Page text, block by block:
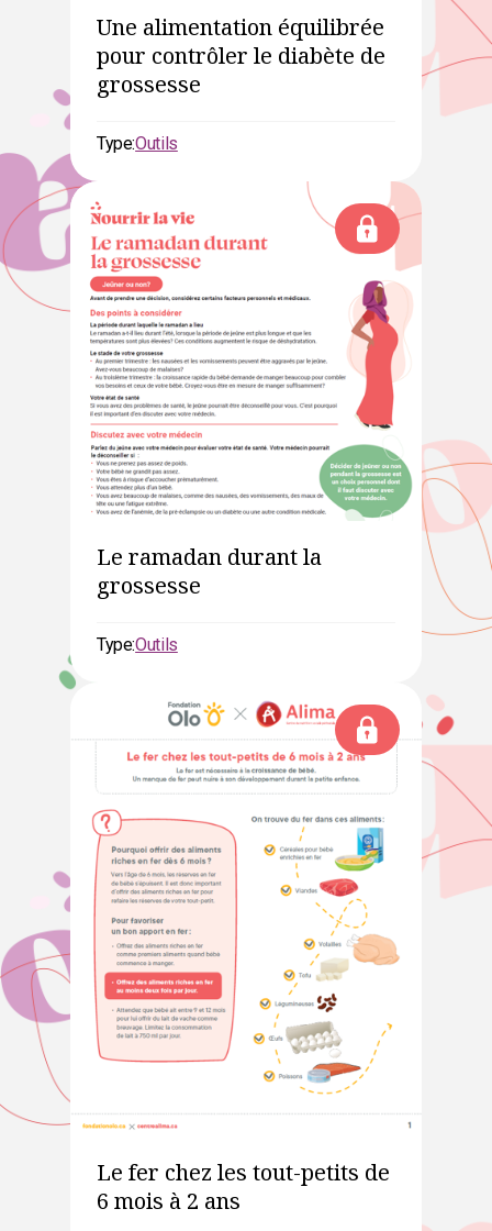
Une alimentation équilibrée
pour contrôler le diabète de
grossesse
Type:Outils
Le ramadan durant la
grossesse
Type:Outils
Le fer chez les tout-petits de
6 mois à 2 ans